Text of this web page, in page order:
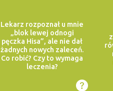
Lekarz rozpoznał u mnie
„blok lewej odnogi
pęczka Hisa”, ale nie dał
żadnych nowych zaleceń.
Co robić? Czy to wymaga
leczenia?